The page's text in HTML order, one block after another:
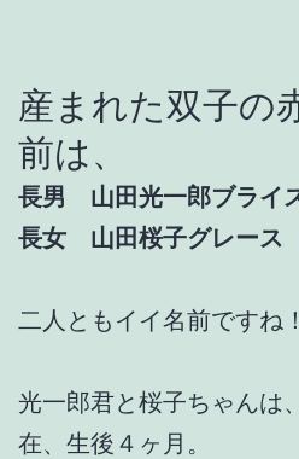
産まれた双子の
前は、
長男 山田光一郎ブライ
長女 山田桜子グレース
二人ともイイ名前ですね！
光一郎君と桜子ちゃんは
在、生後４ヶ月。